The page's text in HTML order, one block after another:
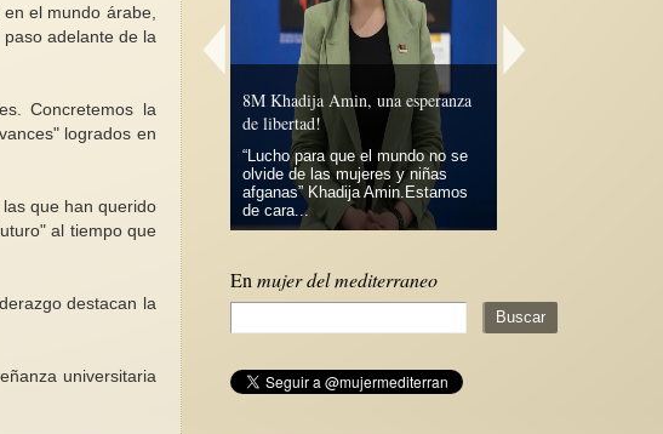
el mundo árabe,
adelante de la
Concretemos la
logrados en
que han querido
al tiempo que
destacan la
universitaria
en marzo a
que inspiran!
sido un torbellino! expresó en
página hace unos días Jean
Bolen refiriéndose a...
8M Khadija Amin, una esperanza
de libertad!
“Lucho para que el mundo no se
olvide de las mujeres y niñas
afganas” Khadija Amin.Estamos
de cara...
En mujer del mediterraneo